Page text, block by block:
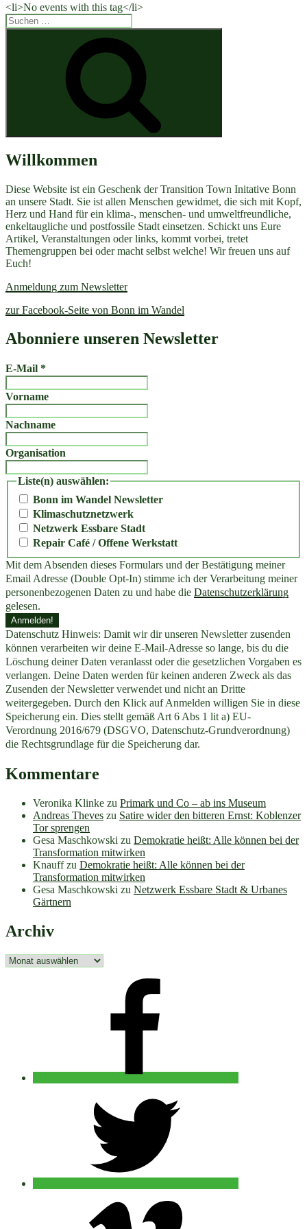
<li>No events with this tag</li>
Suchen
nach:
Willkommen
Diese Website ist ein Geschenk der Transition Town Initative Bonn
an unsere Stadt. Sie ist allen Menschen gewidmet, die sich mit Kopf,
Herz und Hand für ein klima-, menschen- und umweltfreundliche,
enkeltaugliche und postfossile Stadt einsetzen. Schickt uns Eure
Artikel, Veranstaltungen oder links, kommt vorbei, tretet
Themengruppen bei oder macht selbst welche! Wir freuen uns auf
Euch!
Anmeldung zum Newsletter
zur Facebook-Seite von Bonn im Wandel
Abonniere unseren Newsletter
E-Mail *
Vorname
Nachname
Organisation
Liste(n) auswählen:
Bonn im Wandel Newsletter
Klimaschutznetzwerk
Netzwerk Essbare Stadt
Repair Café / Offene Werkstatt
Mit dem Absenden dieses Formulars und der Bestätigung meiner
Email Adresse (Double Opt-In) stimme ich der Verarbeitung meiner
personenbezogenen Daten zu und habe die Datenschutzerklärung
gelesen.
Datenschutz Hinweis: Damit wir dir unseren Newsletter zusenden
können verarbeiten wir deine E-Mail-Adresse so lange, bis du die
Löschung deiner Daten veranlasst oder die gesetzlichen Vorgaben es
verlangen. Deine Daten werden für keinen anderen Zweck als das
Zusenden der Newsletter verwendet und nicht an Dritte
weitergegeben. Durch den Klick auf Anmelden willigen Sie in diese
Speicherung ein. Dies stellt gemäß Art 6 Abs 1 lit a) EU-
Verordnung 2016/679 (DSGVO, Datenschutz-Grundverordnung)
die Rechtsgrundlage für die Speicherung dar.
Kommentare
Veronika Klinke zu Primark und Co – ab ins Museum
Andreas Theves zu Satire wider den bitteren Ernst: Koblenzer
Tor sprengen
Gesa Maschkowski zu Demokratie heißt: Alle können bei der
Transformation mitwirken
Knauffzu Demokratie heißt: Alle können bei der
Transformation mitwirken
Gesa Maschkowski zu Netzwerk Essbare Stadt & Urbanes
Gärtnern
Archiv
Archiv